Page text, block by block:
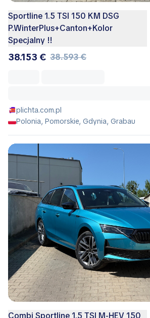
Sportline 1.5 TSI 150 KM DSG
P.WinterPlus+Canton+Kolor
Specjalny !!
38.153 € 38.593 €
plichta.com.pl
Polonia, Pomorskie, Gdynia, Grabau
Combi Sportline 1.5 TSI M-HEV 150